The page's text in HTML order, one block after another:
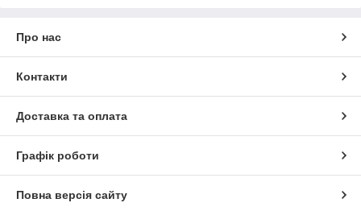
Про нас
Контакти
Доставка та оплата
Графік роботи
Повна версія сайту